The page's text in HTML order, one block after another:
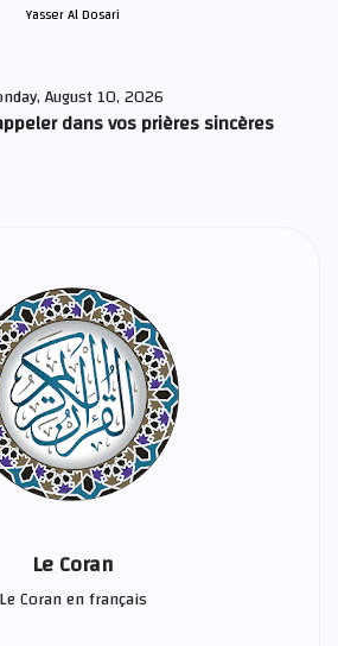
Yasser Al Dosari
August 10, 2026
dans vos prières sincères
Le Coran
Le Coran en français